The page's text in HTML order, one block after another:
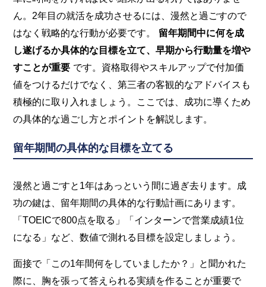
ん。2年目の就活を成功させるには、漫然と過ごすので
はなく戦略的な行動が必要です。
留年期間中に何を成
し遂げるか具体的な目標を立て、早期から行動量を増や
すことが重要 です。資格取得やスキルアップで付加価
値をつけるだけでなく、第三者の客観的なアドバイスも
積極的に取り入れましょう。ここでは、成功に導くため
の具体的な過ごし方とポイントを解説します。
留年期間の具体的な目標を立てる
漫然と過ごすと1年はあっという間に過ぎ去ります。成
功の鍵は、留年期間の具体的な行動計画にあります。
「TOEICで800点を取る」「インターンで営業成績1位
になる」など、数値で測れる目標を設定しましょう。
面接で「この1年間何をしていましたか？」と聞かれた
際に、胸を張って答えられる実績を作ることが重要で